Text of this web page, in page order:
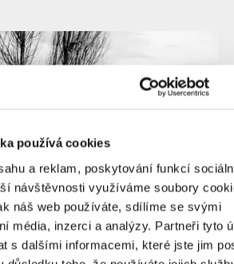
používá cookies
a reklam, poskytování funkcí
návštěvnosti využíváme soubory
náš web používáte, sdílíme se svými
média, inzerci a analýzy. Partneři tyto
s dalšími informacemi, které jste jim